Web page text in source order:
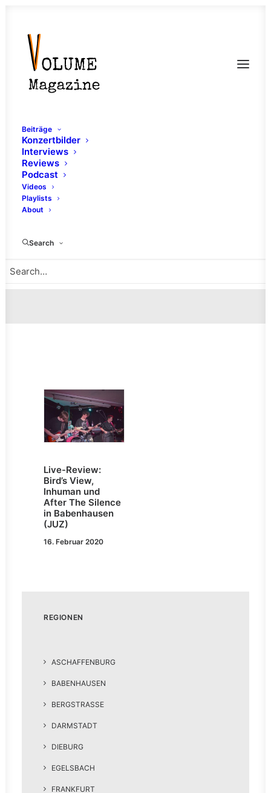
Beiträge
Konzertbilder
Interviews
Reviews
Podcast
Videos
Playlists
About
Search
Live-Review:
Bird’s View,
Inhuman und
After The Silence
in Babenhausen
(JUZ)
16. Februar 2020
REGIONEN
ASCHAFFENBURG
BABENHAUSEN
BERGSTRASSE
DARMSTADT
DIEBURG
EGELSBACH
FRANKFURT